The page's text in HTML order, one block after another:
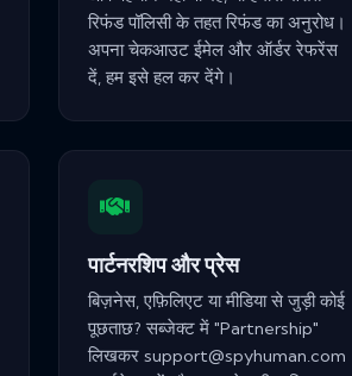
रिफंड पॉलिसी के तहत रिफंड का अनुरोध।
अपना चेकआउट ईमेल और ऑर्डर रेफरेंस
दें, हम इसे हल कर देंगे।
पार्टनरशिप और प्रेस
बिज़नेस, एफ़िलिएट या मीडिया से जुड़ी कोई
पूछताछ? सब्जेक्ट में "Partnership"
लिखकर support@spyhuman.com